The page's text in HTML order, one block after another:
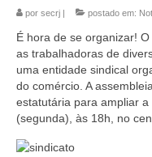
Estatuto
Coletivo
Coletivo de
DENÚNCIAS
por secrj | postado em:
É hora de se organizar!
as trabalhadoras de
uma entidade sindical
do comércio. A
estatutária para ampliar
(segunda), às 18h, no